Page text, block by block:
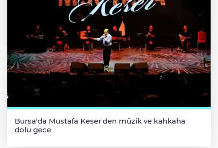
Bursa'da Mustafa Keser'den müzik ve kahkaha
dolu gece